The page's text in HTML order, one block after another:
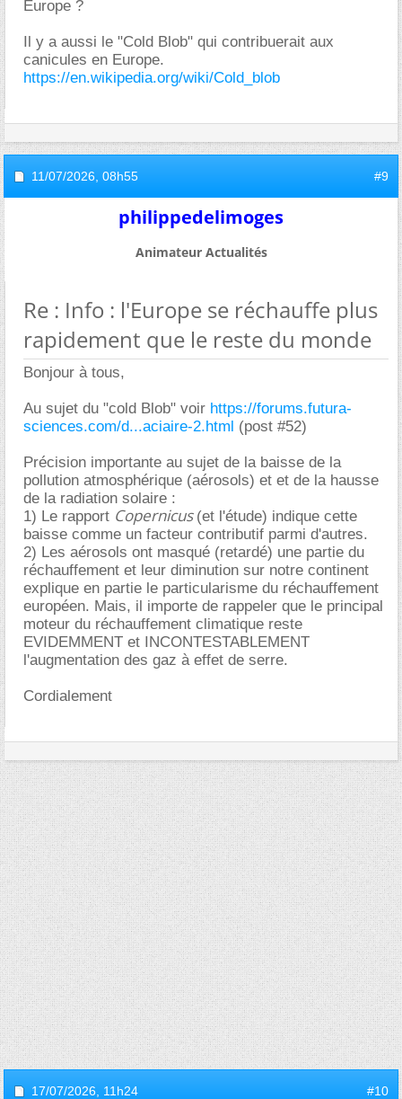
Europe ?
Il y a aussi le "Cold Blob" qui contribuerait aux
canicules en Europe.
https://en.wikipedia.org/wiki/Cold_blob
11/07/2026, 08h55 #9
philippedelimoges
Animateur Actualités
Re : Info : l'Europe se réchauffe plus
rapidement que le reste du monde
Bonjour à tous,
Au sujet du "cold Blob" voir https://forums.futura-
sciences.com/d...aciaire-2.html (post #52)
Précision importante au sujet de la baisse de la
pollution atmosphérique (aérosols) et et de la hausse
de la radiation solaire :
1) Le rapport Copernicus (et l'étude) indique cette
baisse comme un facteur contributif parmi d'autres.
2) Les aérosols ont masqué (retardé) une partie du
réchauffement et leur diminution sur notre continent
explique en partie le particularisme du réchauffement
européen. Mais, il importe de rappeler que le principal
moteur du réchauffement climatique reste
EVIDEMMENT et INCONTESTABLEMENT
l'augmentation des gaz à effet de serre.
Cordialement
17/07/2026, 11h24 #10